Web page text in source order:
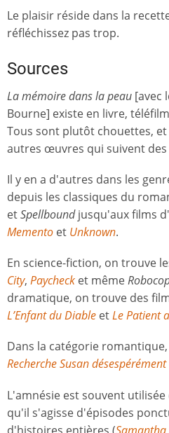
Le plaisir réside dans la
réfléchissez pas trop.
Sources
La mémoire dans la peau [avec
Bourne] existe en livre,
Tous sont plutôt chouettes,
autres œuvres qui suivent
Il y en a d'autres dans les
depuis les classiques du
etSpellboundjusqu'aux films
Memento et Unknown.
En science-fiction, on trouve
City, Paycheck et même
dramatique, on trouve des
L’Enfant du Diable etLe Patient
Dans la catégorie
Recherche Susan désespérément
L'amnésie est souvent
qu'il s'agisse d'épisodes
d'histoires entières (Samantha